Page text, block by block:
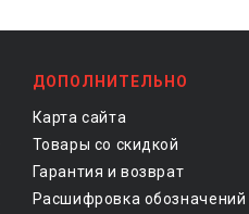
ДОПОЛНИТЕЛЬНО
Карта сайта
Товары со скидкой
Гарантия и возврат
Расшифровка обозначений